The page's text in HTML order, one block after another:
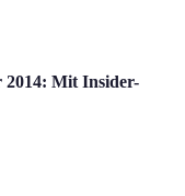
Mit Insider-